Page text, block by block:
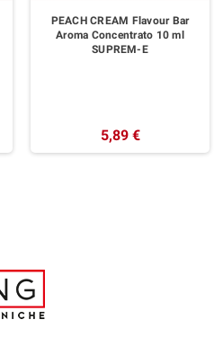
PEACH CREAM Flavour Bar
Aroma Concentrato 10 ml
SUPREM-E
5,89 €